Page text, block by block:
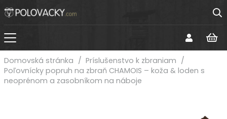
Domovská stránka / Príslušenstvo k zbraniam /
Poľovnícky popruh na zbraň CHAMOIS – koža & loden s
neoprénom a zasobníkom na náboje